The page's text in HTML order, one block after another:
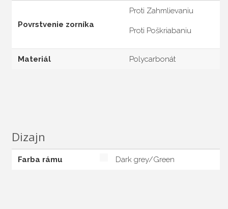
Povrstvenie zorníka
Proti Zahmlievaniu
Proti Poškriabaniu
Materiál Polycarbonát
Dizajn
Farba rámu Dark grey/Green